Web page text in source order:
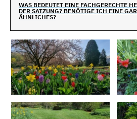
WAS BEDEUTET EINE FACHGERECHTE
DER SATZUNG? BENÖTIGE ICH EINE
ÄHNLICHES?